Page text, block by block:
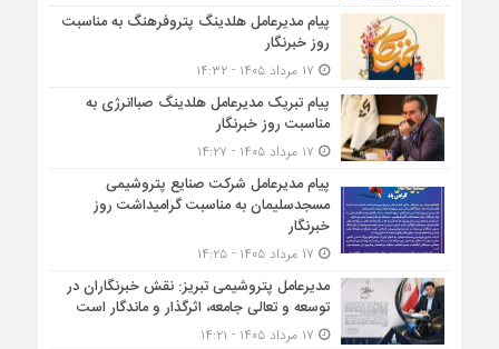
پیام مدیرعامل هلدینگ پتروفرهنگ به مناسبت
روز خبرنگار
پیام تبریک مدیرعامل هلدینگ صباانرژی به
مناسبت روز خبرنگار
پیام مدیرعامل شركت صنایع پتروشیمی
مسجدسلیمان به مناسبت گرامیداشت روز
خبرنگار
مدیرعامل پتروشیمی تبریز: نقش خبرنگاران در
توسعه و تعالی جامعه، اثرگذار و ماندگار است